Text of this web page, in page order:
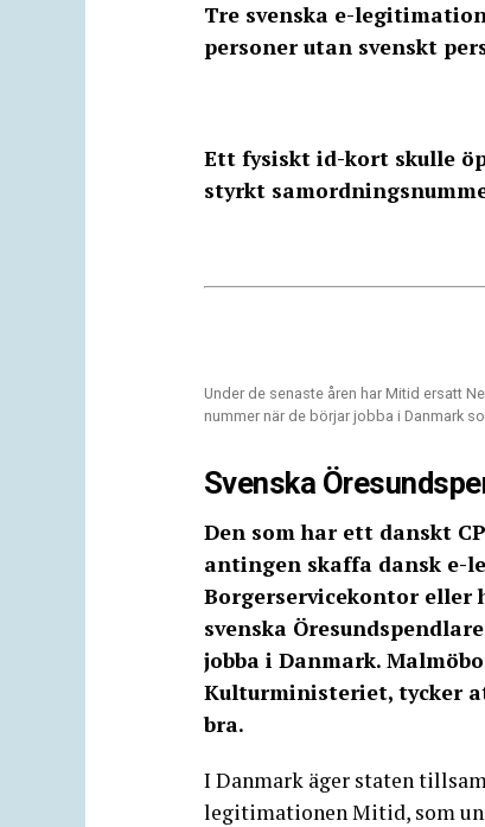
Tre svenska e-
personer utan svenskt
Ett fysiskt id-kort skulle
styrkt
Under de senaste åren har Mitid ersatt
nummer när de börjar jobba i Danmark
Svenska
Den som har ett danskt
antingen skaffa dansk e-
Borgerservicekontor eller
svenska
jobba i Danmark.
Kulturministeriet, tycker
bra.
I Danmark äger staten
legitimationen Mitid, som